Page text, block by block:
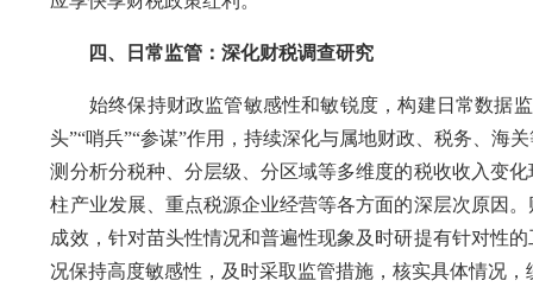
四、日常监管：深化财税调查研究
始终保持财政监管敏感性和敏锐度，构建日常数据监
头”“哨兵”“参谋”作用，持续深化与属地财政、税务、海
测分析分税种、分层级、分区域等多维度的税收收入变
柱产业发展、重点税源企业经营等各方面的深层次原因
成效，针对苗头性情况和普遍性现象及时研提有针对性
况保持高度敏感性，及时采取监管措施，核实具体情况